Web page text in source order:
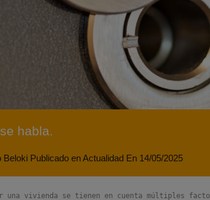
habla.
Beloki Publicado enActualidad En 14/05/2025
una vivienda se tienen en cuenta múltiples